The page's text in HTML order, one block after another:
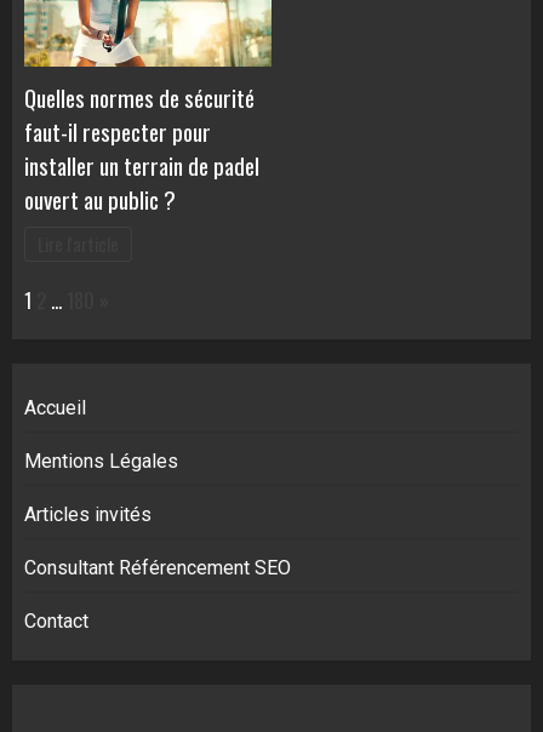
Quelles normes de sécurité
faut-il respecter pour
installer un terrain de padel
ouvert au public ?
Page:
1 …
Accueil
Mentions Légales
Articles invités
Consultant Référencement SEO
Contact